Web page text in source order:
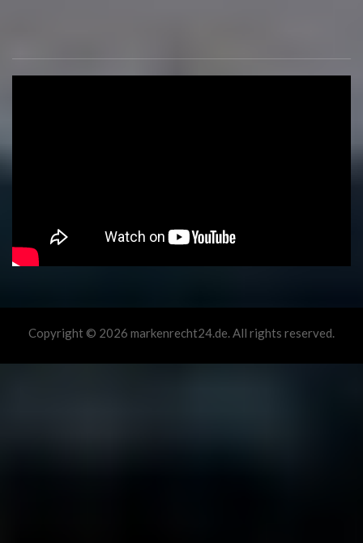
Copyright © 2026 markenrecht24.de. All rights reserved.